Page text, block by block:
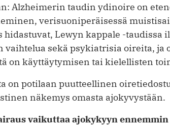
Alzheimerin taudin ydinoire on
verisuoniperäisessä
hidastuvat, Lewyn kappale -taudissa
vaihtelua sekä psykiatrisia oireita, ja
on käyttäytymisen tai kielellisten
on potilaan puutteellinen
näkemys omasta ajokyvystään.
vaikuttaa ajokykyyn